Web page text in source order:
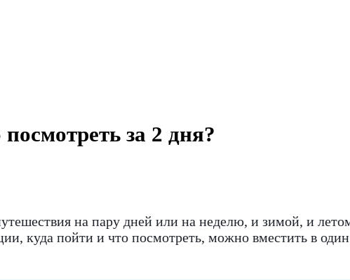
за 2 дня?
на пару дней или на неделю, и зимой, и
куда пойти и что посмотреть, можно вместить в